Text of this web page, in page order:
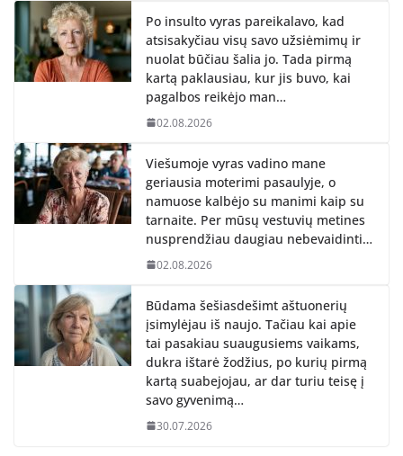
Po insulto vyras pareikalavo, kad
atsisakyčiau visų savo užsiėmimų ir
nuolat būčiau šalia jo. Tada pirmą
kartą paklausiau, kur jis buvo, kai
pagalbos reikėjo man…
02.08.2026
Viešumoje vyras vadino mane
geriausia moterimi pasaulyje, o
namuose kalbėjo su manimi kaip su
tarnaite. Per mūsų vestuvių metines
nusprendžiau daugiau nebevaidinti…
02.08.2026
Būdama šešiasdešimt aštuonerių
įsimylėjau iš naujo. Tačiau kai apie
tai pasakiau suaugusiems vaikams,
dukra ištarė žodžius, po kurių pirmą
kartą suabejojau, ar dar turiu teisę į
savo gyvenimą…
30.07.2026